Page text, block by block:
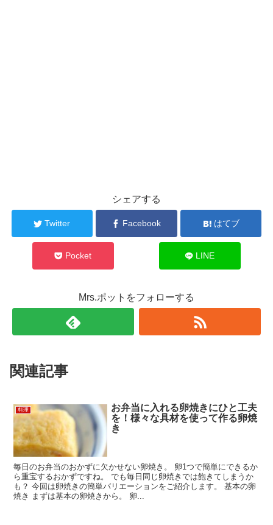
シェアする
Twitter Facebook はてブ
Pocket LINE
Mrs.ポットをフォローする
関連記事
料理
お弁当に入れる卵焼きにひと工夫
を！様々な具材を使って作る卵焼
き
毎日のお弁当のおかずに欠かせない卵焼き。 卵1つで簡単にできるか
ら重宝するおかずですね。 でも毎日同じ卵焼きでは飽きてしまうか
も？ 今回は卵焼きの簡単バリエーションをご紹介します。 基本の卵
焼き まずは基本の卵焼きから。 卵...